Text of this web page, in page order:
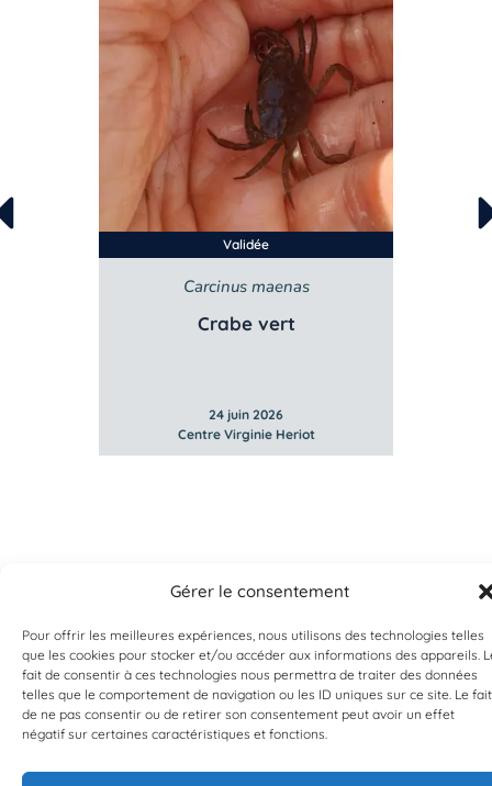
Gérer le consentement
Pour offrir les meilleures expériences, nous utilisons des technologies telles
que les cookies pour stocker et/ou accéder aux informations des appareils.
fait de consentir à ces technologies nous permettra de traiter des données
telles que le comportement de navigation ou les ID uniques sur ce site. Le fait
de ne pas consentir ou de retirer son consentement peut avoir un effet
négatif sur certaines caractéristiques et fonctions.
Validée
Carcinus maenas
Crabe vert
24 juin 2026
Centre Virginie Heriot